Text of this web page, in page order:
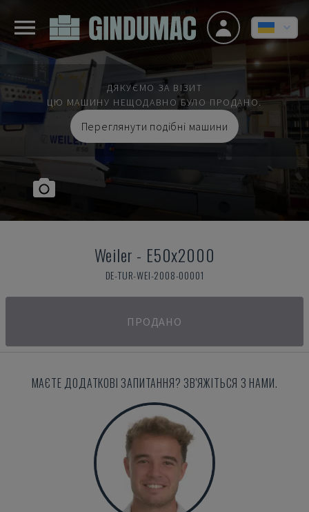
ДЯКУЄМО ЗА ВІЗИТ
ЦЮ МАШИНУ НЕЩОДАВНО БУЛО ПРОДАНО.
Переглянути подібні машини
Weiler - E50x2000
DE-TUR-WEI-2008-00001
ПРОДАНО
МАЄТЕ ДОДАТКОВІ ЗАПИТАННЯ? ЗВ'ЯЖІТЬСЯ З НАМИ.